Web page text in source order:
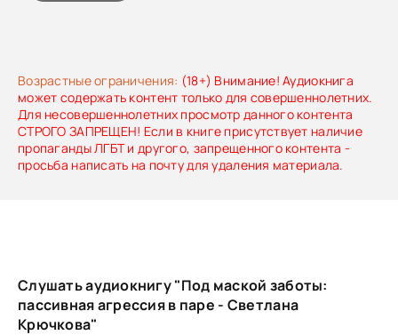
Возрастные ограничения: (18+) Внимание! Аудиокнига
может содержать контент только для совершеннолетних.
Для несовершеннолетних просмотр данного контента
СТРОГО ЗАПРЕЩЕН! Если в книге присутствует наличие
пропаганды ЛГБТ и другого, запрещенного контента -
просьба написать на почту для удаления материала.
Слушать аудиокнигу "Под маской заботы:
пассивная агрессия в паре - Светлана
Крючкова"